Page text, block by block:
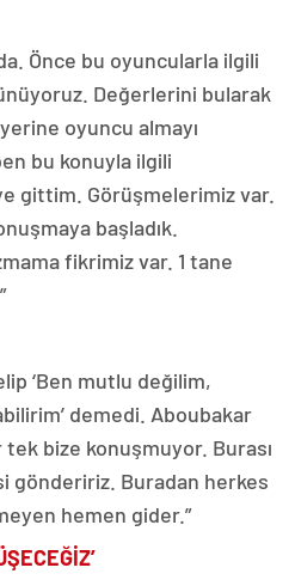
Önce bu oyuncularla ilgili
Değerlerini bularak
oyuncu almayı
bu konuyla ilgili
gittim. Görüşmelerimiz var.
başladık.
fikrimiz var. 1 tane
‘Ben mutlu değilim,
demedi. Aboubakar
bize konuşmuyor. Burası
göndeririz. Buradan herkes
hemen gider.”